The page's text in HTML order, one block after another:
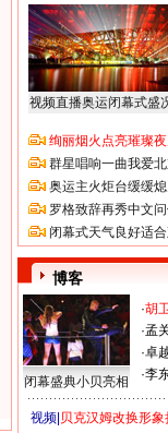
视频直播奥运闭幕式盛
绚丽烟火点亮璀璨
群星唱响一曲我爱
奥运主火炬台缓缓
罗格致辞再秀中文
闭幕式天气良好适
博客
闭幕盛典小贝亮相
·胡
·孟
·卓
·李
视频| 贝克汉姆改换形